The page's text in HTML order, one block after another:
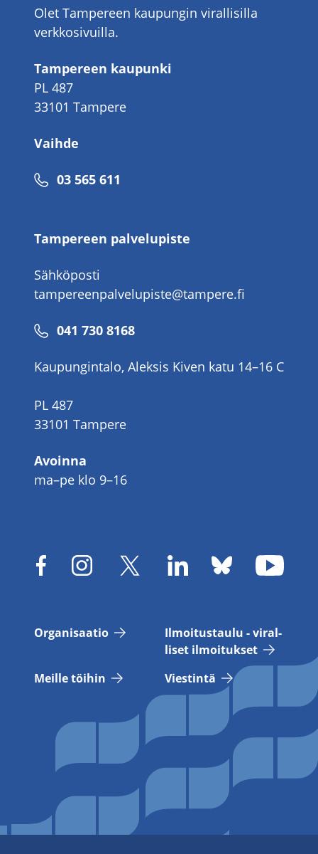
Olet Tampereen kaupungin virallisilla
verkkosivuilla.
Tampereen kaupunki
PL 487
33101 Tampere
Vaihde
Puhelinnumero
03 565 611
Tampereen palvelupiste
Sähköposti
tampereenpalvelupiste@tampere.fi
Puhelinnumero
041 730 8168
Kaupungintalo, Aleksis Kiven katu 14–16 C
PL 487
33101 Tampere
Avoinna
ma–pe klo 9–16
Or­ga­ni­saa­tio
Il­moi­tus­tau­lu - vi­ral­
li­set il­moi­tuk­set
Meil­le töi­hin
Vies­tin­tä